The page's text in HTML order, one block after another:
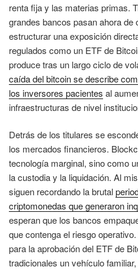
renta fija y las materias primas.
grandes bancos pasan ahora de
estructurar una exposición
regulados como un ETF de
produce tras un largo ciclo de
caída del bitcoin se describe
los inversores pacientes al
infraestructuras de nivel
Detrás de los titulares se
los mercados financieros.
tecnología marginal, sino como
la custodia y la liquidación. Al
siguen recordando la brutal
criptomonedas que generaron
esperan que los bancos
que contenga el riesgo
para la aprobación del ETF de
tradicionales un vehículo